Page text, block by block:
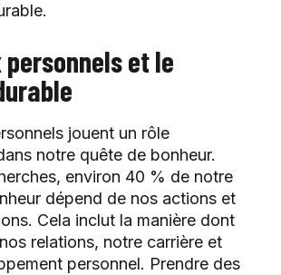
et le
jouent un rôle
notre quête de bonheur.
environ 40 % de notre
dépend de nos actions et
Cela inclut la manière dont
relations, notre carrière et
personnel. Prendre des